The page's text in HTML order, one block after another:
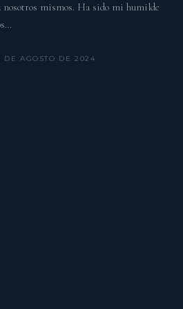
nosotros mismos. Ha sido mi humilde
DE AGOSTO DE 2024